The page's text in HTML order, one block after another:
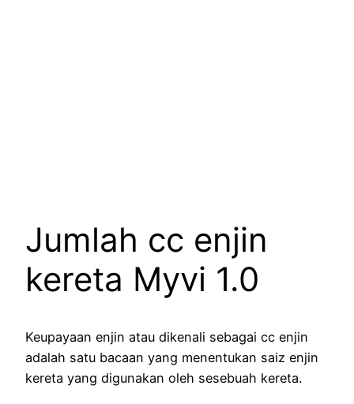
Jumlah cc enjin
kereta Myvi 1.0
Keupayaan enjin atau dikenali sebagai cc enjin
adalah satu bacaan yang menentukan saiz enjin
kereta yang digunakan oleh sesebuah kereta.